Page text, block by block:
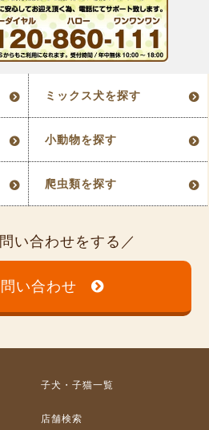
ミックス犬を探す
小動物を探す
爬虫類を探す
い合わせをする
い合わせ
子犬・子猫一覧
店舗検索